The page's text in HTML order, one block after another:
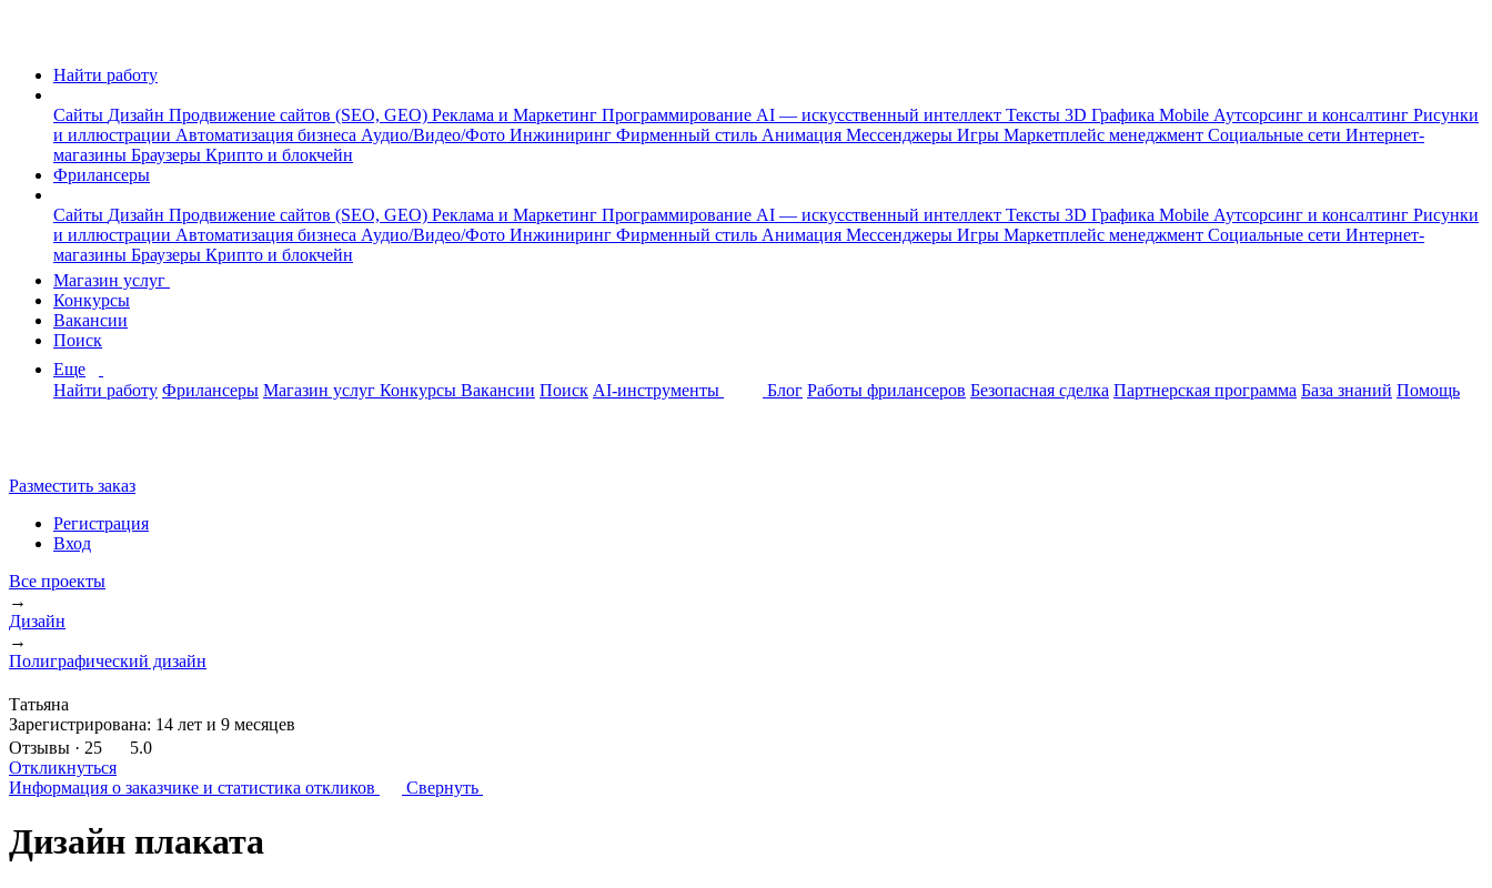
Найти работу
Сайты Дизайн Продвижение сайтов (SEO, GEO) Реклама и Маркетинг Программирование AI — искусственный интеллект Тексты 3D Графика Mobile Аутсорсинг и консалтинг Рисунки
и иллюстрации Автоматизация бизнеса Аудио/Видео/Фото Инжиниринг Фирменный стиль Анимация Мессенджеры Игры Маркетплейс менеджмент Социальные сети Интернет-
магазины Браузеры Крипто и блокчейн
Фрилансеры
Сайты Дизайн Продвижение сайтов (SEO, GEO) Реклама и Маркетинг Программирование AI — искусственный интеллект Тексты 3D Графика Mobile Аутсорсинг и консалтинг Рисунки
и иллюстрации Автоматизация бизнеса Аудио/Видео/Фото Инжиниринг Фирменный стиль Анимация Мессенджеры Игры Маркетплейс менеджмент Социальные сети Интернет-
магазины Браузеры Крипто и блокчейн
Магазин услуг
Конкурсы
Вакансии
Поиск
Еще
Найти работу Фрилансеры Магазин услуг Конкурсы Вакансии Поиск AI-инструменты Блог Работы фрилансеров Безопасная сделка Партнерская программа База знаний Помощь
Разместить заказ
Регистрация
Вход
Все проекты
→
Дизайн
→
Полиграфический дизайн
Татьяна
Зарегистрирована: 14 лет и 9 месяцев
Отзывы · 25
5.0
Откликнуться
Информация о заказчике и статистика откликов Свернуть
Дизайн плаката